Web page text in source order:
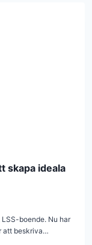
skapa ideala
boende. Nu har
att beskriva…